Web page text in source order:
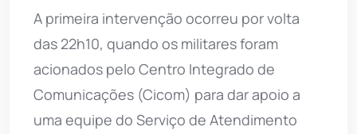
A primeira intervenção ocorreu por volta
das 22h10, quando os militares foram
acionados pelo Centro Integrado de
Comunicações (Cicom) para dar apoio a
uma equipe do Serviço de Atendimento